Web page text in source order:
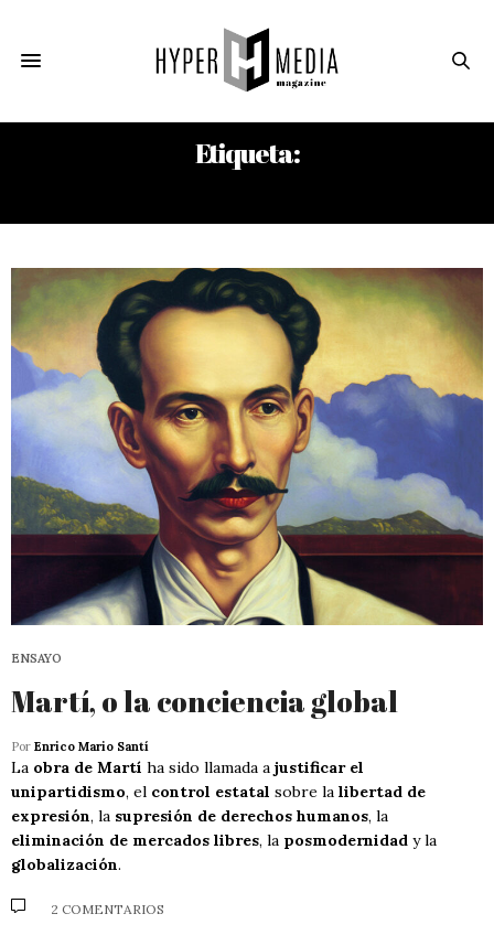
Etiqueta:
ENSAYO
Martí, o la conciencia global
Por Enrico Mario Santí
La obra de Martí ha sido llamada a justificar el
unipartidismo, el control estatal sobre la libertad de
expresión, la supresión de derechos humanos, la
eliminación de mercados libres, la posmodernidad y la
globalización.
2 COMENTARIOS